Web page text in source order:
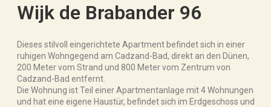
Wijk de Brabander 96
Dieses stilvoll eingerichtete Apartment befindet sich in einer
ruhigen Wohngegend am Cadzand-Bad, direkt an den Dünen,
200 Meter vom Strand und 800 Meter vom Zentrum von
Cadzand-Bad entfernt.
Die Wohnung ist Teil einer Apartmentanlage mit 4 Wohnungen
und hat eine eigene Haustür, befindet sich im Erdgeschoss und